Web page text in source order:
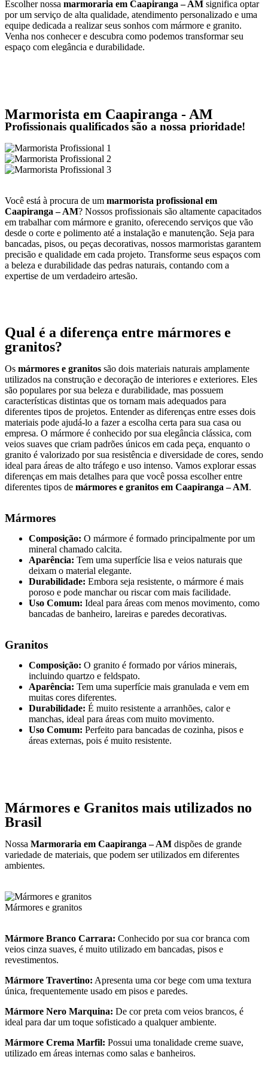
Escolher nossa marmoraria em Caapiranga – AM significa optar
por um serviço de alta qualidade, atendimento personalizado e uma
equipe dedicada a realizar seus sonhos com mármore e granito.
Venha nos conhecer e descubra como podemos transformar seu
espaço com elegância e durabilidade.
Marmorista em Caapiranga - AM
Profissionais qualificados são a nossa prioridade!
Você está à procura de um marmorista profissional em
Caapiranga – AM? Nossos profissionais são altamente capacitados
em trabalhar com mármore e granito, oferecendo serviços que vão
desde o corte e polimento até a instalação e manutenção. Seja para
bancadas, pisos, ou peças decorativas, nossos marmoristas garantem
precisão e qualidade em cada projeto. Transforme seus espaços com
a beleza e durabilidade das pedras naturais, contando com a
expertise de um verdadeiro artesão.
Qual é a diferença entre mármores e
granitos?
Os mármores e granitos são dois materiais naturais amplamente
utilizados na construção e decoração de interiores e exteriores. Eles
são populares por sua beleza e durabilidade, mas possuem
características distintas que os tornam mais adequados para
diferentes tipos de projetos. Entender as diferenças entre esses dois
materiais pode ajudá-lo a fazer a escolha certa para sua casa ou
empresa. O mármore é conhecido por sua elegância clássica, com
veios suaves que criam padrões únicos em cada peça, enquanto o
granito é valorizado por sua resistência e diversidade de cores, sendo
ideal para áreas de alto tráfego e uso intenso. Vamos explorar essas
diferenças em mais detalhes para que você possa escolher entre
diferentes tipos de mármores e granitos em Caapiranga – AM.
Mármores
Composição: O mármore é formado principalmente por um
mineral chamado calcita.
Aparência: Tem uma superfície lisa e veios naturais que
deixam o material elegante.
Durabilidade: Embora seja resistente, o mármore é mais
poroso e pode manchar ou riscar com mais facilidade.
Uso Comum: Ideal para áreas com menos movimento, como
bancadas de banheiro, lareiras e paredes decorativas.
Granitos
Composição: O granito é formado por vários minerais,
incluindo quartzo e feldspato.
Aparência: Tem uma superfície mais granulada e vem em
muitas cores diferentes.
Durabilidade: É muito resistente a arranhões, calor e
manchas, ideal para áreas com muito movimento.
Uso Comum: Perfeito para bancadas de cozinha, pisos e
áreas externas, pois é muito resistente.
Mármores e Granitos mais utilizados no
Brasil
Nossa Marmoraria em Caapiranga – AM dispões de grande
variedade de materiais, que podem ser utilizados em diferentes
ambientes.
Mármores e granitos
Mármore Branco Carrara: Conhecido por sua cor branca com
veios cinza suaves, é muito utilizado em bancadas, pisos e
revestimentos.
Mármore Travertino: Apresenta uma cor bege com uma textura
única, frequentemente usado em pisos e paredes.
Mármore Nero Marquina: De cor preta com veios brancos, é
ideal para dar um toque sofisticado a qualquer ambiente.
Mármore Crema Marfil: Possui uma tonalidade creme suave,
utilizado em áreas internas como salas e banheiros.